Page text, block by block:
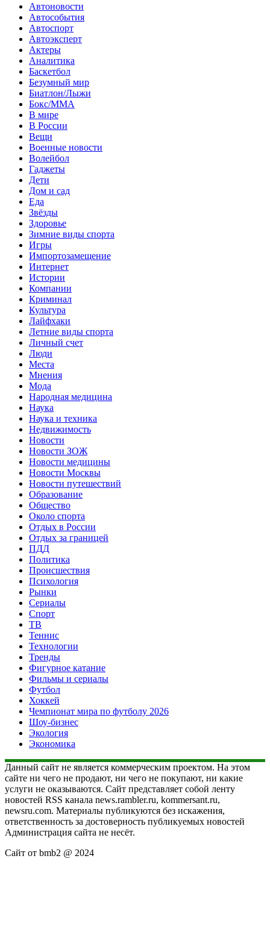
Автоновости
Автособытия
Автоспорт
Автоэксперт
Актеры
Аналитика
Баскетбол
Безумный мир
Биатлон/Лыжи
Бокс/MMA
В мире
В России
Вещи
Военные новости
Волейбол
Гаджеты
Дети
Дом и сад
Еда
Звёзды
Здоровье
Зимние виды спорта
Игры
Импортозамещение
Интернет
Истории
Компании
Криминал
Культура
Лайфхаки
Летние виды спорта
Личный счет
Люди
Места
Мнения
Мода
Народная медицина
Наука
Наука и техника
Недвижимость
Новости
Новости ЗОЖ
Новости медицины
Новости Москвы
Новости путешествий
Образование
Общество
Около спорта
Отдых в России
Отдых за границей
ПДД
Политика
Происшествия
Психология
Рынки
Сериалы
Спорт
ТВ
Теннис
Технологии
Тренды
Фигурное катание
Фильмы и сериалы
Футбол
Хоккей
Чемпионат мира по футболу 2026
Шоу-бизнес
Экология
Экономика
Данный сайт не является коммерческим проектом. На этом
сайте ни чего не продают, ни чего не покупают, ни какие
услуги не оказываются. Сайт представляет собой ленту
новостей RSS канала news.rambler.ru, kommersant.ru,
newsru.com. Материалы публикуются без искажения,
ответственность за достоверность публикуемых новостей
Администрация сайта не несёт.
Сайт от bmb2 @ 2024